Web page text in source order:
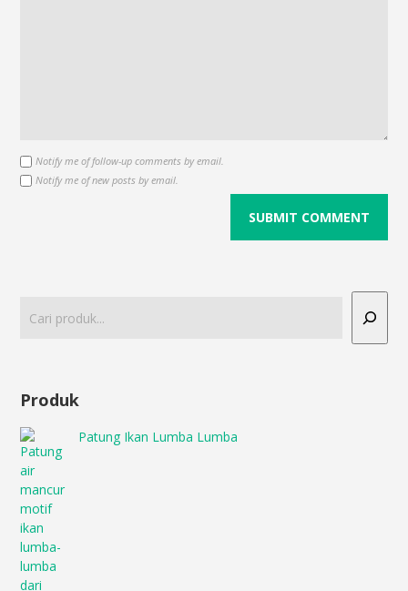
Notify me of follow-up comments by email.
Notify me of new posts by email.
Produk
Patung Ikan Lumba Lumba